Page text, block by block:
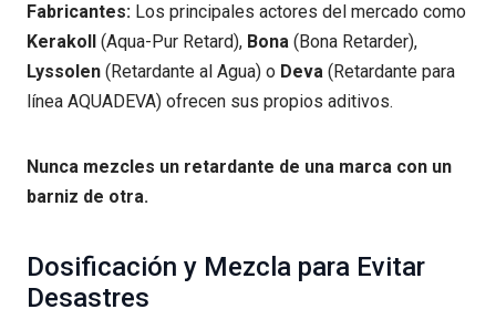
Fabricantes: Los principales actores del mercado como
Kerakoll
(Aqua-Pur Retard), Bona (Bona Retarder),
Lyssolen (Retardante al Agua) o Deva (Retardante para
línea AQUADEVA) ofrecen sus propios aditivos.
Nunca mezcles un retardante de una marca con un
barniz de otra.
Dosificación y Mezcla para Evitar
Desastres